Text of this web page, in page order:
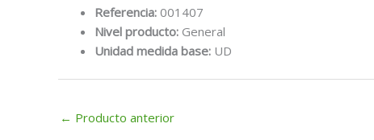
Referencia: 001407
Nivel producto: General
Unidad medida base: UD
← Producto anterior